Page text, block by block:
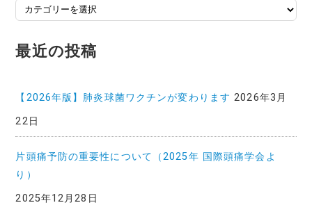
投
記
事
覧
最近の投稿
【2026年版】肺炎球菌ワクチンが変わります 2026年3月
22日
片頭痛予防の重要性について（2025年 国際頭痛学会よ
り）
2025年12月28日